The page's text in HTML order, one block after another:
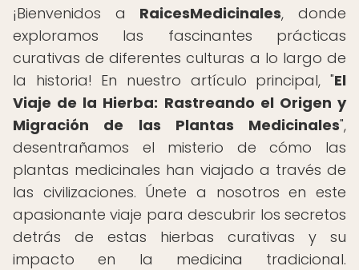
¡Bienvenidos a RaicesMedicinales, donde
exploramos las fascinantes prácticas
curativas de diferentes culturas a lo largo de
la historia! En nuestro artículo principal, "El
Viaje de la Hierba: Rastreando el Origen y
Migración de las Plantas Medicinales",
desentrañamos el misterio de cómo las
plantas medicinales han viajado a través de
las civilizaciones. Únete a nosotros en este
apasionante viaje para descubrir los secretos
detrás de estas hierbas curativas y su
impacto en la medicina tradicional.